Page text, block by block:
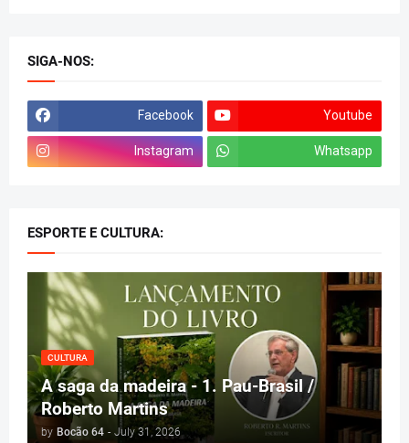
SIGA-NOS:
Facebook Youtube
Instagram Whatsapp
ESPORTE E CULTURA:
CULTURA
A saga da madeira - 1. Pau-Brasil /
Roberto Martins
by Bocão 64 - July 31, 2026